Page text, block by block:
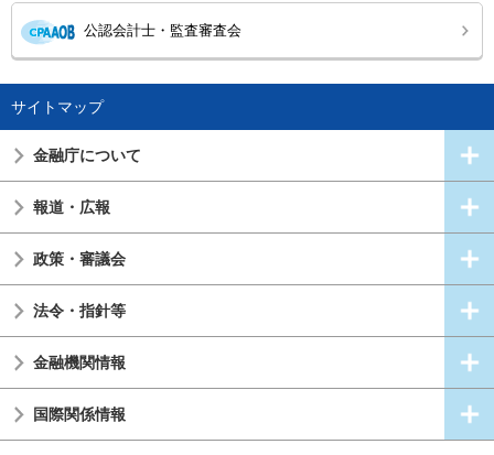
公認会計士・監査審査会
サイトマップ
金融庁について
報道・広報
政策・審議会
法令・指針等
金融機関情報
国際関係情報